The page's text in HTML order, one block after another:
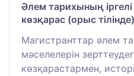
Әлем тарихының
көзқарас (орыс тілінде)
Магистранттар әлем
мәселелерін
көзқарастармен,